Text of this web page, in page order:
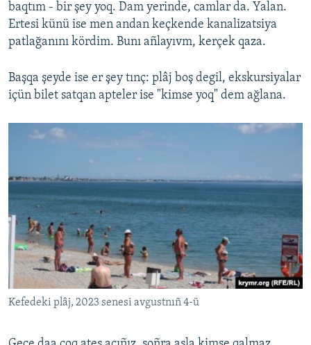
baqtım - bir şey yoq. Dam yerinde, camlar da. Yalan.
Ertesi künü ise men andan keçkende kanalizatsiya
patlağanını kördim. Bunı añlayıvm, kerçek qaza.
Başqa şeyde ise er şey tınç: plâj boş degil, ekskursiyalar
içün bilet satqan apteler ise "kimse yoq" dem ağlana.
Kefedeki plâj, 2023 senesi avgustnıñ 4-ü